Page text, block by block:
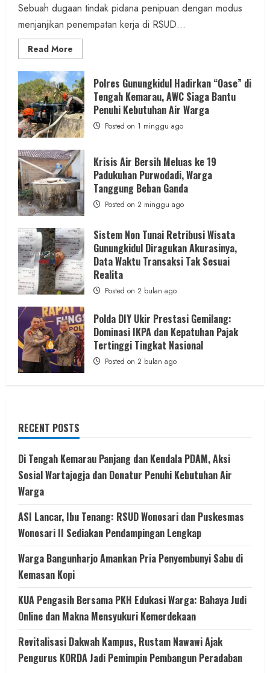
Sebuah dugaan tindak pidana penipuan dengan modus
menjanjikan penempatan kerja di RSUD...
Read More
more
Dugaan
Penipuan
Masuk
Kerja
RSUD
Wonosari
Seret
Oknum
Wartawan
Polres Gunungkidul Hadirkan “Oase” di
Tengah Kemarau, AWC Siaga Bantu
Penuhi Kebutuhan Air Warga
Posted on 1 minggu ago
Krisis Air Bersih Meluas ke 19
Padukuhan Purwodadi, Warga
Tanggung Beban Ganda
Posted on 2 minggu ago
Sistem Non Tunai Retribusi Wisata
Gunungkidul Diragukan Akurasinya,
Data Waktu Transaksi Tak Sesuai
Realita
Posted on 2 bulan ago
Polda DIY Ukir Prestasi Gemilang:
Dominasi IKPA dan Kepatuhan Pajak
Tertinggi Tingkat Nasional
Posted on 2 bulan ago
RECENT POSTS
Di Tengah Kemarau Panjang dan Kendala PDAM, Aksi
Sosial Wartajogja dan Donatur Penuhi Kebutuhan Air
Warga
ASI Lancar, Ibu Tenang: RSUD Wonosari dan Puskesmas
Wonosari II Sediakan Pendampingan Lengkap
Warga Bangunharjo Amankan Pria Penyembunyi Sabu di
Kemasan Kopi
KUA Pengasih Bersama PKH Edukasi Warga: Bahaya Judi
Online dan Makna Mensyukuri Kemerdekaan
Revitalisasi Dakwah Kampus, Rustam Nawawi Ajak
Pengurus KORDA Jadi Pemimpin Pembangun Peradaban